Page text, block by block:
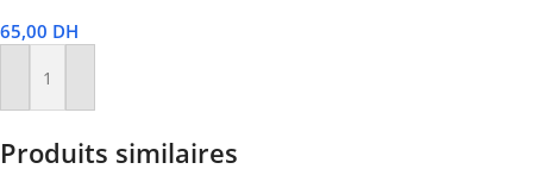
65,00 DH
Ajouter Au Panier
Produits similaires